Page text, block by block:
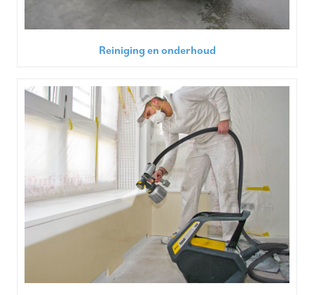
Reiniging en onderhoud